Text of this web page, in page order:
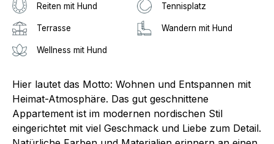
Reiten mit Hund Tennisplatz
Terrasse Wandern mit Hund
Wellness mit Hund
Hier lautet das Motto: Wohnen und Entspannen mit
Heimat-Atmosphäre. Das gut geschnittene
Appartement ist im modernen nordischen Stil
eingerichtet mit viel Geschmack und Liebe zum Detail.